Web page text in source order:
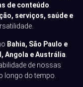
de conteúdo
, serviços, saúde e
Bahia, São Paulo e
Angola e Austrália
de nossas
longo do tempo.